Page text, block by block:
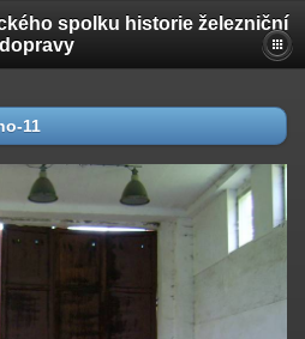
spolku historie železniční
dopravy
11